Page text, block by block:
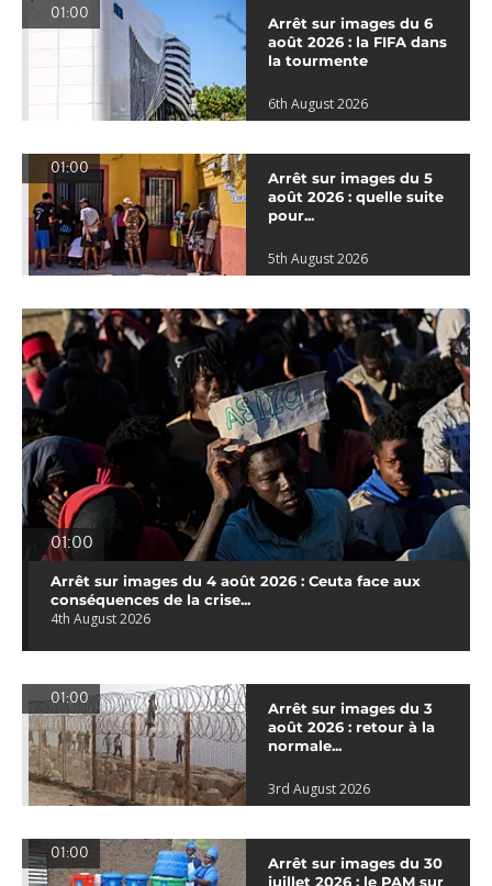
01:00
Arrêt sur images du 6
août 2026 : la FIFA dans
la tourmente
6th August 2026
01:00
Arrêt sur images du 5
août 2026 : quelle suite
pour...
5th August 2026
01:00
Arrêt sur images du 4 août 2026 : Ceuta face aux
conséquences de la crise...
4th August 2026
01:00
Arrêt sur images du 3
août 2026 : retour à la
normale...
3rd August 2026
01:00
Arrêt sur images du 30
juillet 2026 : le PAM sur